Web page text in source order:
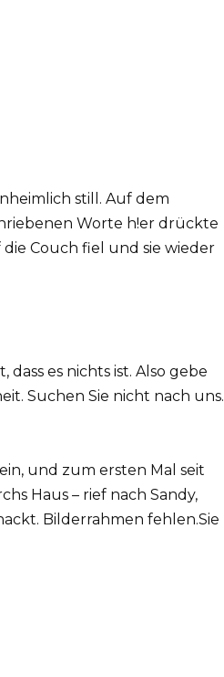
still. Auf dem
Worte h!er drückte
Couch fiel und sie wieder
es nichts ist. Also gebe
Suchen Sie nicht nach uns.
und zum ersten Mal seit
Haus – rief nach Sandy,
Bilderrahmen fehlen.Sie